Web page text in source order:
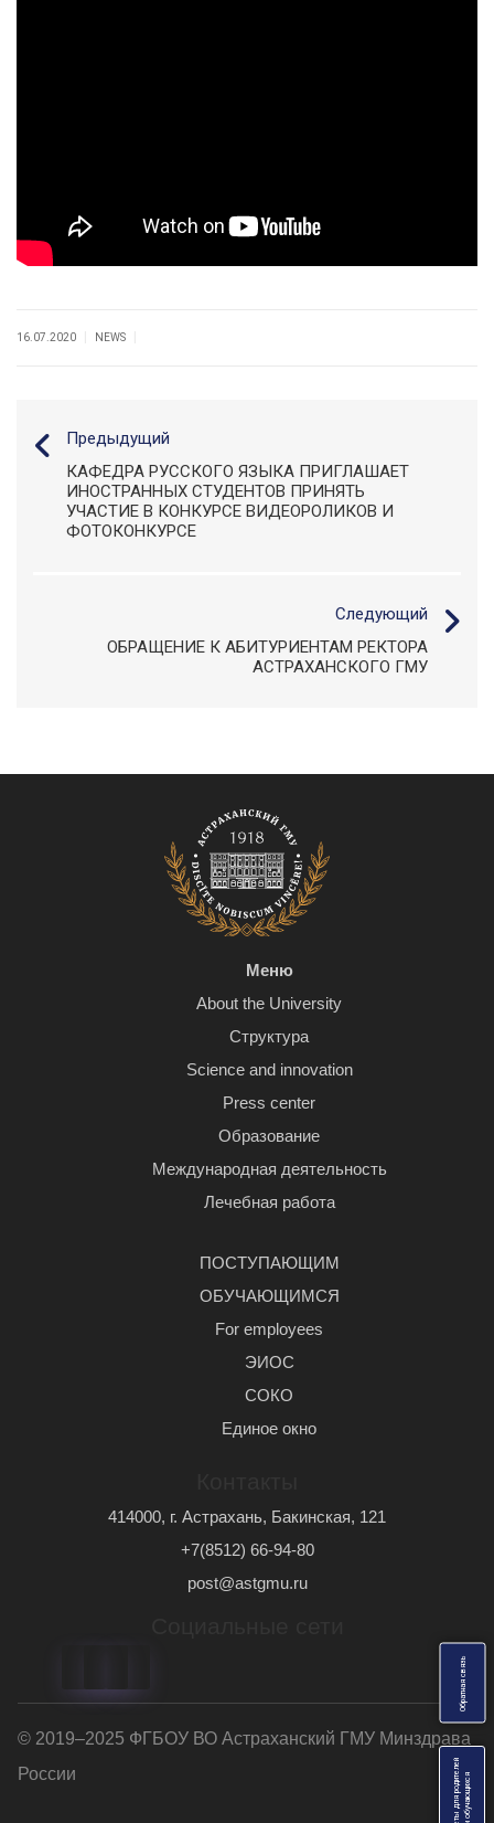
О
б
р
а
т
н
а
я
с
в
я
з
ь
Анкеты для родителей иобучающихс
я
16.07.2020 NEWS
Предыдущий
КАФЕДРА РУССКОГО ЯЗЫКА ПРИГЛАШАЕТ
ИНОСТРАННЫХ СТУДЕНТОВ ПРИНЯТЬ
УЧАСТИЕ В КОНКУРСЕ ВИДЕОРОЛИКОВ И
ФОТОКОНКУРСЕ
Следующий
ОБРАЩЕНИЕ К АБИТУРИЕНТАМ РЕКТОРА
АСТРАХАНСКОГО ГМУ
Меню
About the University
Структура
Science and innovation
Press center
Образование
Международная деятельность
Лечебная работа
ПОСТУПАЮЩИМ
ОБУЧАЮЩИМСЯ
For employees
ЭИОС
СОКО
Единое окно
414000, г. Астрахань, Бакинская, 121
+7(8512) 66-94-80
post@astgmu.ru
© 2019–2025 ФГБОУ ВО Астраханский ГМУ Минздрава
России